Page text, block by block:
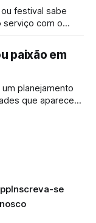
serviço com o
diferencial para
paixão em
planejamento
que aparecem
uma receita
Inscreva-se